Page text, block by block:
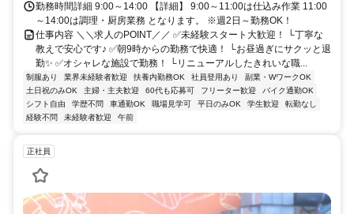
勤務時間詳細 9:00～14:00 【詳細】 9:00～11:00は仕込み作業 11:00
～14:00は調理・厨房業務 となります。 ※週2日～勤務OK！
仕事内容 ＼＼求人のPOINT／／ ✅未経験スタート大歓迎！ └丁寧な
教えで安心です♪ ✅朝9時からの勤務で快適！ └お昼過ぎにサクッと退
勤✨ ✅オシャレな施設で勤務！ └リニューアルしたきれいな職...
制服あり 業界未経験者歓迎 扶養内勤務OK 社員登用あり
副業・WワークOK
土日祝のみOK
主婦・主夫歓迎 60代も応募可 フリーター歓迎
バイク通勤OK
シフト自由
学歴不問 車通勤OK 職場見学可 平日のみOK 学生歓迎
転勤なし
経験不問
未経験者歓迎 午前
正社員